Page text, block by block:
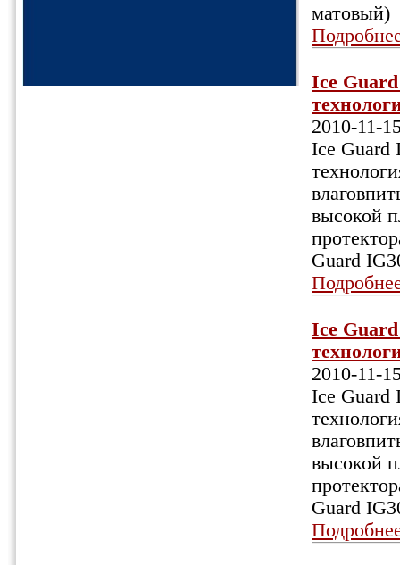
матовый)
Ice
2010-11-
Ice Guard
высокой
Guard
Ice
2010-11-
Ice Guard
высокой
Guard